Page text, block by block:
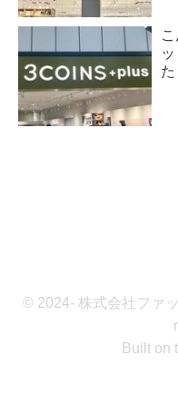
た
© 2024- 株式会社ファ
Built on